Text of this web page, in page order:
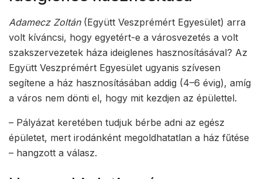
Adamecz Zoltán(Együtt Veszprémért Egyesület) arra
volt kíváncsi, hogy egyetért-e a városvezetés a volt
szakszervezetek háza ideiglenes hasznosításával? Az
Együtt Veszprémért Egyesület ugyanis szívesen
segítene a ház hasznosításában addig (4–6 évig), amíg
a város nem dönti el, hogy mit kezdjen az épülettel.
– Pályázat keretében tudjuk bérbe adni az egész
épületet, mert irodánként megoldhatatlan a ház fűtése
– hangzott a válasz.